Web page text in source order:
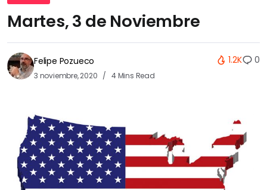
Martes, 3 de Noviembre
Felipe Pozueco
3 noviembre, 2020 4 Mins Read
1.2K 0